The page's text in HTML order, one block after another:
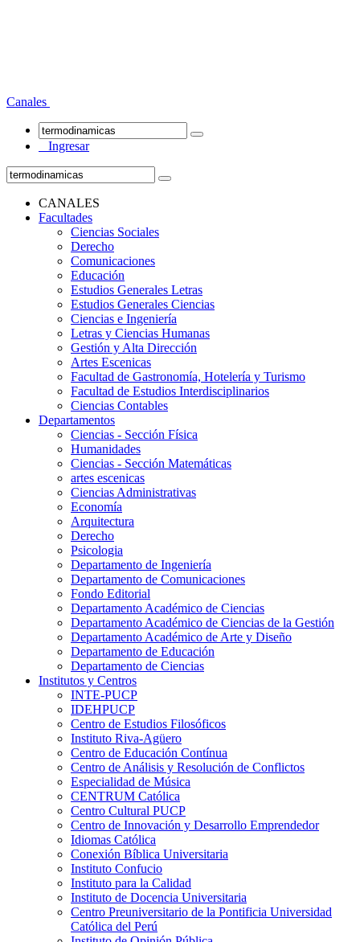
Canales
Ingresar
CANALES
Facultades
Ciencias Sociales
Derecho
Comunicaciones
Educación
Estudios Generales Letras
Estudios Generales Ciencias
Ciencias e Ingeniería
Letras y Ciencias Humanas
Gestión y Alta Dirección
Artes Escenicas
Facultad de Gastronomía, Hotelería y Turismo
Facultad de Estudios Interdisciplinarios
Ciencias Contables
Departamentos
Ciencias - Sección Física
Humanidades
Ciencias - Sección Matemáticas
artes escenicas
Ciencias Administrativas
Economía
Arquitectura
Derecho
Psicologia
Departamento de Ingeniería
Departamento de Comunicaciones
Fondo Editorial
Departamento Académico de Ciencias
Departamento Académico de Ciencias de la Gestión
Departamento Académico de Arte y Diseño
Departamento de Educación
Departamento de Ciencias
Institutos y Centros
INTE-PUCP
IDEHPUCP
Centro de Estudios Filosóficos
Instituto Riva-Agüero
Centro de Educación Contínua
Centro de Análisis y Resolución de Conflictos
Especialidad de Música
CENTRUM Católica
Centro Cultural PUCP
Centro de Innovación y Desarrollo Emprendedor
Idiomas Católica
Conexión Bíblica Universitaria
Instituto Confucio
Instituto para la Calidad
Instituto de Docencia Universitaria
Centro Preuniversitario de la Pontificia Universidad
Católica del Perú